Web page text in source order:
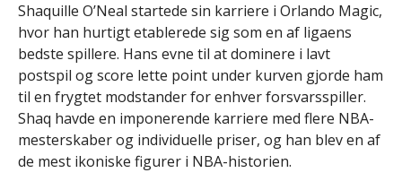
Shaquille O’Neal startede sin karriere i Orlando Magic,
hvor han hurtigt etablerede sig som en af ligaens
bedste spillere. Hans evne til at dominere i lavt
postspil og score lette point under kurven gjorde ham
til en frygtet modstander for enhver forsvarsspiller.
Shaq havde en imponerende karriere med flere NBA-
mesterskaber og individuelle priser, og han blev en af
de mest ikoniske figurer i NBA-historien.